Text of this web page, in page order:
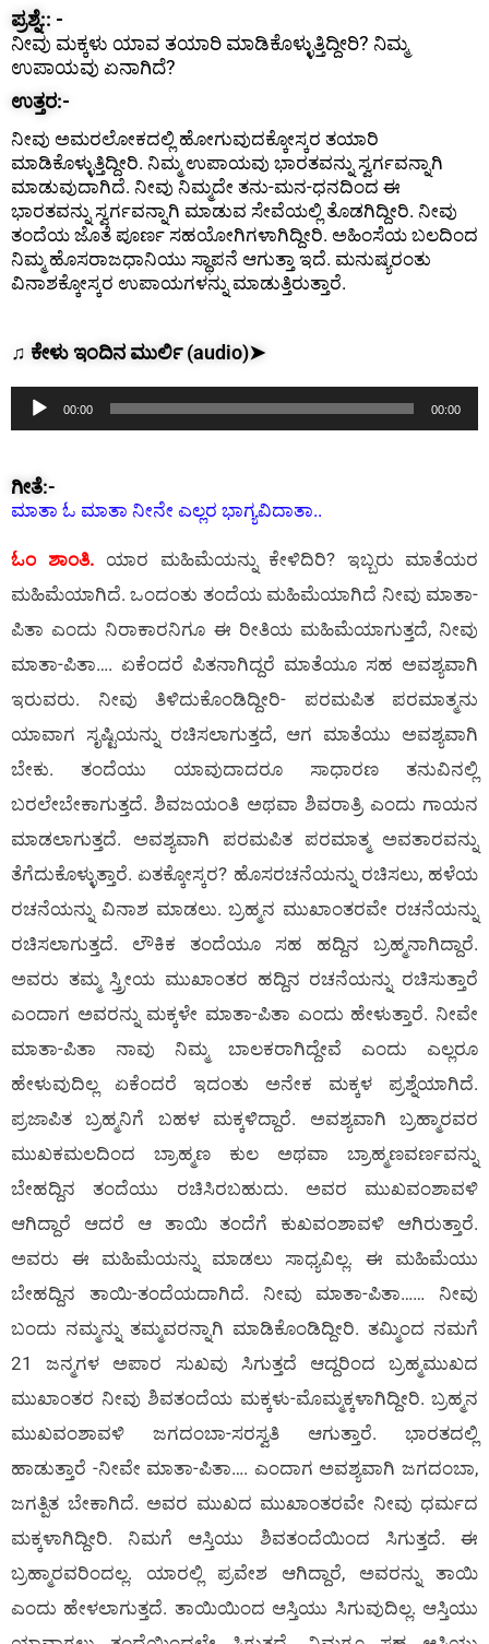
ಪ್ರಶ್ನೆ:: -
ನೀವು ಮಕ್ಕಳು ಯಾವ ತಯಾರಿ ಮಾಡಿಕೊಳ್ಳುತ್ತಿದ್ದೀರಿ? ನಿಮ್ಮ
ಉಪಾಯವು ಏನಾಗಿದೆ?
ಉತ್ತರ:-
ನೀವು ಅಮರಲೋಕದಲ್ಲಿ ಹೋಗುವುದಕ್ಕೋಸ್ಕರ ತಯಾರಿ
ಮಾಡಿಕೊಳ್ಳುತ್ತಿದ್ದೀರಿ. ನಿಮ್ಮ ಉಪಾಯವು ಭಾರತವನ್ನು ಸ್ವರ್ಗವನ್ನಾಗಿ
ಮಾಡುವುದಾಗಿದೆ. ನೀವು ನಿಮ್ಮದೇ ತನು-ಮನ-ಧನದಿಂದ ಈ
ಭಾರತವನ್ನು ಸ್ವರ್ಗವನ್ನಾಗಿ ಮಾಡುವ ಸೇವೆಯಲ್ಲಿ ತೊಡಗಿದ್ದೀರಿ. ನೀವು
ತಂದೆಯ ಜೊತೆ ಪೂರ್ಣ ಸಹಯೋಗಿಗಳಾಗಿದ್ದೀರಿ. ಅಹಿಂಸೆಯ ಬಲದಿಂದ
ನಿಮ್ಮ ಹೊಸರಾಜಧಾನಿಯು ಸ್ಥಾಪನೆ ಆಗುತ್ತಾ ಇದೆ. ಮನುಷ್ಯರಂತು
ವಿನಾಶಕ್ಕೋಸ್ಕರ ಉಪಾಯಗಳನ್ನು ಮಾಡುತ್ತಿರುತ್ತಾರೆ.
♫ ಕೇಳು ಇಂದಿನ ಮುರ್ಲಿ (audio)➤
Audio
Player
00:00 00:00
ಗೀತೆ:-
ಮಾತಾ ಓ ಮಾತಾ ನೀನೇ ಎಲ್ಲರ ಭಾಗ್ಯವಿದಾತಾ..
ಓಂ ಶಾಂತಿ. ಯಾರ ಮಹಿಮೆಯನ್ನು ಕೇಳಿದಿರಿ? ಇಬ್ಬರು ಮಾತೆಯರ
ಮಹಿಮೆಯಾಗಿದೆ. ಒಂದಂತು ತಂದೆಯ ಮಹಿಮೆಯಾಗಿದೆ ನೀವು ಮಾತಾ-
ಪಿತಾ ಎಂದು ನಿರಾಕಾರನಿಗೂ ಈ ರೀತಿಯ ಮಹಿಮೆಯಾಗುತ್ತದೆ, ನೀವು
ಮಾತಾ-ಪಿತಾ…. ಏಕೆಂದರೆ ಪಿತನಾಗಿದ್ದರೆ ಮಾತೆಯೂ ಸಹ ಅವಶ್ಯವಾಗಿ
ಇರುವರು. ನೀವು ತಿಳಿದುಕೊಂಡಿದ್ದೀರಿ- ಪರಮಪಿತ ಪರಮಾತ್ಮನು
ಯಾವಾಗ ಸೃಷ್ಟಿಯನ್ನು ರಚಿಸಲಾಗುತ್ತದೆ, ಆಗ ಮಾತೆಯು ಅವಶ್ಯವಾಗಿ
ಬೇಕು. ತಂದೆಯು ಯಾವುದಾದರೂ ಸಾಧಾರಣ ತನುವಿನಲ್ಲಿ
ಬರಲೇಬೇಕಾಗುತ್ತದೆ. ಶಿವಜಯಂತಿ ಅಥವಾ ಶಿವರಾತ್ರಿ ಎಂದು ಗಾಯನ
ಮಾಡಲಾಗುತ್ತದೆ. ಅವಶ್ಯವಾಗಿ ಪರಮಪಿತ ಪರಮಾತ್ಮ ಅವತಾರವನ್ನು
ತೆಗೆದುಕೊಳ್ಳುತ್ತಾರೆ. ಏತಕ್ಕೋಸ್ಕರ? ಹೊಸರಚನೆಯನ್ನು ರಚಿಸಲು, ಹಳೆಯ
ರಚನೆಯನ್ನು ವಿನಾಶ ಮಾಡಲು. ಬ್ರಹ್ಮನ ಮುಖಾಂತರವೇ ರಚನೆಯನ್ನು
ರಚಿಸಲಾಗುತ್ತದೆ. ಲೌಕಿಕ ತಂದೆಯೂ ಸಹ ಹದ್ದಿನ ಬ್ರಹ್ಮನಾಗಿದ್ದಾರೆ.
ಅವರು ತಮ್ಮ ಸ್ತ್ರೀಯ ಮುಖಾಂತರ ಹದ್ದಿನ ರಚನೆಯನ್ನು ರಚಿಸುತ್ತಾರೆ
ಎಂದಾಗ ಅವರನ್ನು ಮಕ್ಕಳೇ ಮಾತಾ-ಪಿತಾ ಎಂದು ಹೇಳುತ್ತಾರೆ. ನೀವೇ
ಮಾತಾ-ಪಿತಾ ನಾವು ನಿಮ್ಮ ಬಾಲಕರಾಗಿದ್ದೇವೆ ಎಂದು ಎಲ್ಲರೂ
ಹೇಳುವುದಿಲ್ಲ ಏಕೆಂದರೆ ಇದಂತು ಅನೇಕ ಮಕ್ಕಳ ಪ್ರಶ್ನೆಯಾಗಿದೆ.
ಪ್ರಜಾಪಿತ ಬ್ರಹ್ಮನಿಗೆ ಬಹಳ ಮಕ್ಕಳಿದ್ದಾರೆ. ಅವಶ್ಯವಾಗಿ ಬ್ರಹ್ಮಾರವರ
ಮುಖಕಮಲದಿಂದ ಬ್ರಾಹ್ಮಣ ಕುಲ ಅಥವಾ ಬ್ರಾಹ್ಮಣವರ್ಣವನ್ನು
ಬೇಹದ್ದಿನ ತಂದೆಯು ರಚಿಸಿರಬಹುದು. ಅವರ ಮುಖವಂಶಾವಳಿ
ಆಗಿದ್ದಾರೆ ಆದರೆ ಆ ತಾಯಿ ತಂದೆಗೆ ಕುಖವಂಶಾವಳಿ ಆಗಿರುತ್ತಾರೆ.
ಅವರು ಈ ಮಹಿಮೆಯನ್ನು ಮಾಡಲು ಸಾಧ್ಯವಿಲ್ಲ. ಈ ಮಹಿಮೆಯು
ಬೇಹದ್ದಿನ ತಾಯಿ-ತಂದೆಯದಾಗಿದೆ. ನೀವು ಮಾತಾ-ಪಿತಾ…… ನೀವು
ಬಂದು ನಮ್ಮನ್ನು ತಮ್ಮವರನ್ನಾಗಿ ಮಾಡಿಕೊಂಡಿದ್ದೀರಿ. ತಮ್ಮಿಂದ ನಮಗೆ
21 ಜನ್ಮಗಳ ಅಪಾರ ಸುಖವು ಸಿಗುತ್ತದೆ ಆದ್ದರಿಂದ ಬ್ರಹ್ಮಮುಖದ
ಮುಖಾಂತರ ನೀವು ಶಿವತಂದೆಯ ಮಕ್ಕಳು-ಮೊಮ್ಮಕ್ಕಳಾಗಿದ್ದೀರಿ. ಬ್ರಹ್ಮನ
ಮುಖವಂಶಾವಳಿ ಜಗದಂಬಾ-ಸರಸ್ವತಿ ಆಗುತ್ತಾರೆ. ಭಾರತದಲ್ಲಿ
ಹಾಡುತ್ತಾರೆ -ನೀವೇ ಮಾತಾ-ಪಿತಾ…. ಎಂದಾಗ ಅವಶ್ಯವಾಗಿ ಜಗದಂಬಾ,
ಜಗತ್ಪಿತ ಬೇಕಾಗಿದೆ. ಅವರ ಮುಖದ ಮುಖಾಂತರವೇ ನೀವು ಧರ್ಮದ
ಮಕ್ಕಳಾಗಿದ್ದೀರಿ. ನಿಮಗೆ ಆಸ್ತಿಯು ಶಿವತಂದೆಯಿಂದ ಸಿಗುತ್ತದೆ. ಈ
ಬ್ರಹ್ಮಾರವರಿಂದಲ್ಲ. ಯಾರಲ್ಲಿ ಪ್ರವೇಶ ಆಗಿದ್ದಾರೆ, ಅವರನ್ನು ತಾಯಿ
ಎಂದು ಹೇಳಲಾಗುತ್ತದೆ. ತಾಯಿಯಿಂದ ಆಸ್ತಿಯು ಸಿಗುವುದಿಲ್ಲ. ಆಸ್ತಿಯು